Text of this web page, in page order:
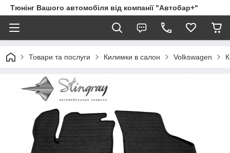
Тюнінг Вашого автомобіля від компанії "Автобар+"
Товари та послуги Килимки в салон Volkswagen